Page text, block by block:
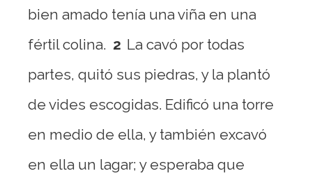
bien amado tenía una viña en una
fértil colina. 2 La cavó por todas
partes, quitó sus piedras, y la plantó
de vides escogidas. Edificó una torre
en medio de ella, y también excavó
en ella un lagar; y esperaba que